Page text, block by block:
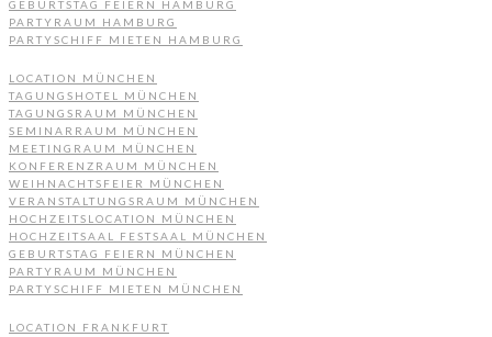
GEBURTSTAG FEIERN HAMBURG
PARTYRAUM HAMBURG
PARTYSCHIFF MIETEN HAMBURG
LOCATION MÜNCHEN
TAGUNGSHOTEL MÜNCHEN
TAGUNGSRAUM MÜNCHEN
SEMINARRAUM MÜNCHEN
MEETINGRAUM MÜNCHEN
KONFERENZRAUM MÜNCHEN
WEIHNACHTSFEIER MÜNCHEN
VERANSTALTUNGSRAUM MÜNCHEN
HOCHZEITSLOCATION MÜNCHEN
HOCHZEITSAAL FESTSAAL MÜNCHEN
GEBURTSTAG FEIERN MÜNCHEN
PARTYRAUM MÜNCHEN
PARTYSCHIFF MIETEN MÜNCHEN
LOCATION FRANKFURT